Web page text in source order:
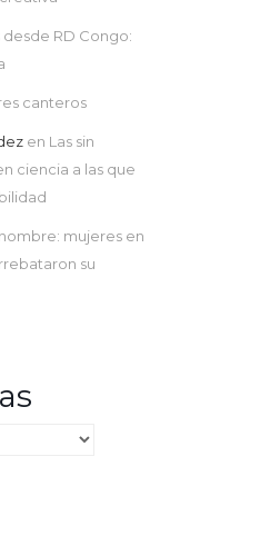
desde RD Congo:
canteros
en Las sin
ciencia a las que
nombre: mujeres en
su